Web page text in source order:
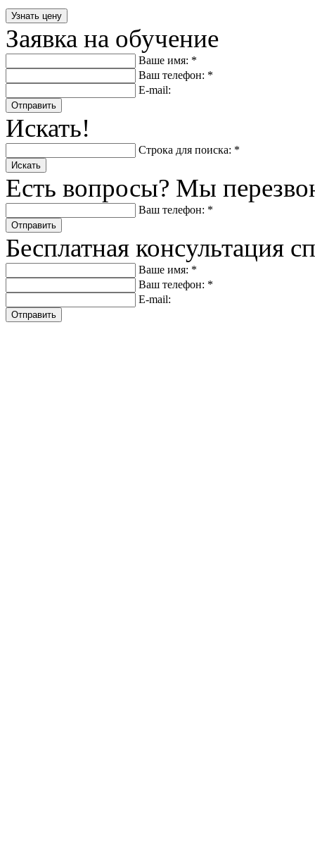
Заявка на обучение
Ваше имя: *
Ваш телефон: *
E-mail:
Отправить
Искать!
Строка для поиска: *
Искать
Есть вопросы? Мы
Ваш телефон: *
Отправить
Бесплатная консультация
Ваше имя: *
Ваш телефон: *
E-mail:
Отправить